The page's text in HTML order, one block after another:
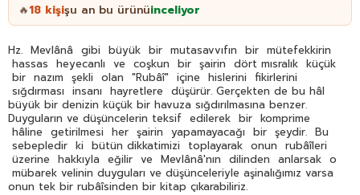
🔥18 kişişu an bu ürünüinceliyor
Hz. Mevlânâ gibi büyük bir mutasavvıfın bir mütefekkirin
hassas heyecanlı ve coşkun bir şairin dört mısralık küçük
bir nazım şekli olan "Rubâî" içine hislerini fikirlerini
sığdırması insanı hayretlere düşürür. Gerçekten de bu hâl
büyük bir denizin küçük bir havuza sığdırılmasına benzer.
Duyguların ve düşüncelerin teksif edilerek bir komprime
hâline getirilmesi her şairin yapamayacağı bir şeydir. Bu
sebepledir ki bütün dikkatimizi toplayarak onun rubâîleri
üzerine hakkıyla eğilir ve Mevlânâ'nın dilinden anlarsak o
mübarek velinin duyguları ve düşünceleriyle aşinalığımız varsa
onun tek bir rubâîsinden bir kitap çıkarabiliriz.